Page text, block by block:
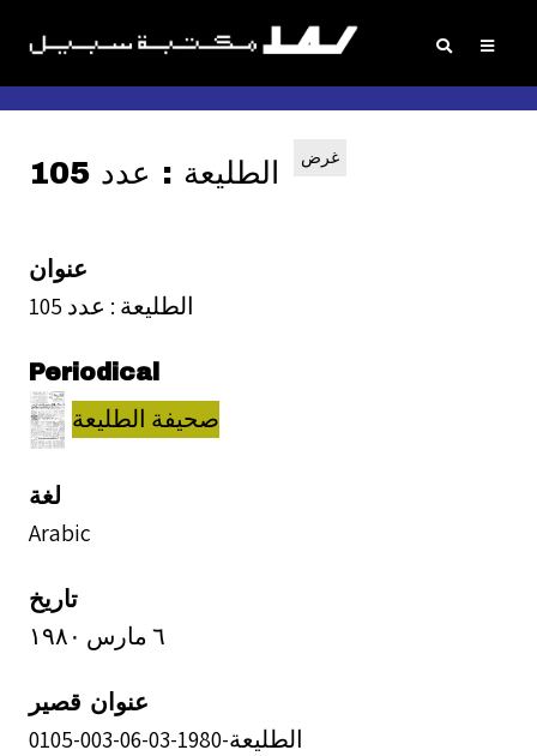
الطليعة : عدد 105 غرض
عنوان
الطليعة : عدد 105
Periodical
صحيفة الطليعة
لغة
Arabic
تاريخ
٦ مارس ١٩٨٠
عنوان قصير
الطليعة-1980-03-06-003-0105